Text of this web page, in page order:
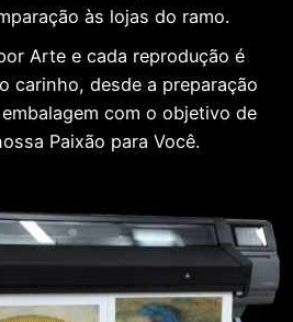
às lojas do ramo.
Arte e cada reprodução é
carinho, desde a preparação
com o objetivo de
Paixão para Você.